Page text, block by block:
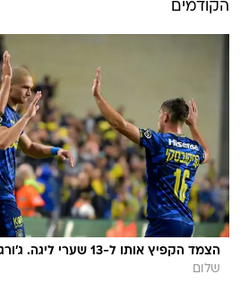
הקודמים
הצמד הקפיץ אותו ל-13 שערי ליגה. ג'ורג'ה יובאנוביץ'
שלום